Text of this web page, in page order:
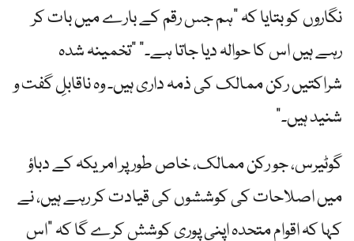
نگاروں کو بتایا کہ "ہم جس رقم کے بارے میں بات کر
رہے ہیں اس کا حوالہ دیا جاتا ہے۔” "تخمینہ شدہ
شراکتیں رکن ممالک کی ذمہ داری ہیں۔ وہ ناقابلِ گفت و
شنید ہیں۔”
گوٹیرس، جو رکن ممالک، خاص طور پر امریکہ کے دباؤ
میں اصلاحات کی کوششوں کی قیادت کر رہے ہیں، نے
کہا کہ اقوام متحدہ اپنی پوری کوشش کرے گا کہ "اس